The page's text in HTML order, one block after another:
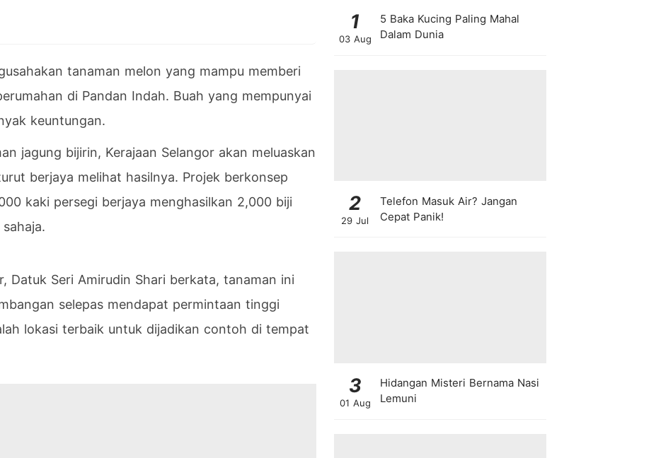
tanaman melon yang mampu memberi
di Pandan Indah. Buah yang mempunyai
keuntungan.
jagung bijirin, Kerajaan Selangor akan meluaskan
berjaya melihat hasilnya. Projek berkonsep
kaki persegi berjaya menghasilkan 2,000 biji
Datuk Seri Amirudin Shari berkata, tanaman ini
selepas mendapat permintaan tinggi
lokasi terbaik untuk dijadikan contoh di tempat
1
03 Aug
5 Baka Kucing Paling Mahal
Dalam Dunia
2
29 Jul
Telefon Masuk Air? Jangan
Cepat Panik!
3
01 Aug
Hidangan Misteri Bernama Nasi
Lemuni